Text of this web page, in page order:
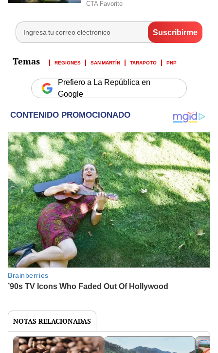
REGIONES SAN MARTÍN TARAPOTO PNP
Prefiero a La República en
Google
NOTAS RELACIONADAS